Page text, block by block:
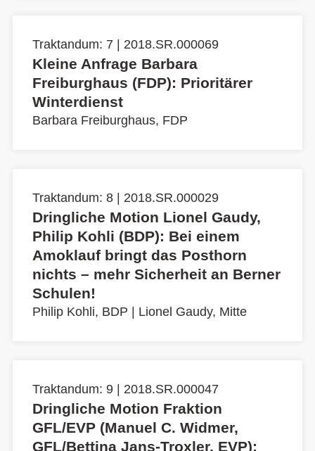
Traktandum: 7 | 2018.SR.000069
Kleine Anfrage Barbara
Freiburghaus (FDP): Prioritärer
Winterdienst
Barbara Freiburghaus, FDP
Traktandum: 8 | 2018.SR.000029
Dringliche Motion Lionel Gaudy,
Philip Kohli (BDP): Bei einem
Amoklauf bringt das Posthorn
nichts – mehr Sicherheit an Berner
Schulen!
Philip Kohli, BDP Lionel Gaudy, Mitte
Traktandum: 9 | 2018.SR.000047
Dringliche Motion Fraktion
GFL/EVP (Manuel C. Widmer,
GFL/Bettina Jans-Troxler, EVP):